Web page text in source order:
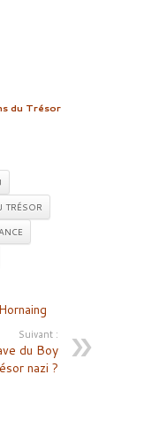
du Trésor
TRÉSOR
Suivant :
du Boy
nazi ?